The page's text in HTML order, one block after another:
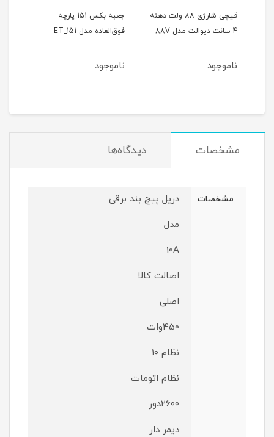
قیچی شارژی 88 ولت دهنه
4 سانت دیوالت مدل 88V
ناموجود
جعبه بکس 151 پارچه
فوق‌العاده مدل ET_151
ناموجود
مشخصات دیدگاه‌ها
مشخصات
دریل پیچ بند برقی
مدل
10A
اصالت کالا
اصلی
450وات
نظام ۱۰
نظام اتومات
۲۶۰۰دور
دیمر دار